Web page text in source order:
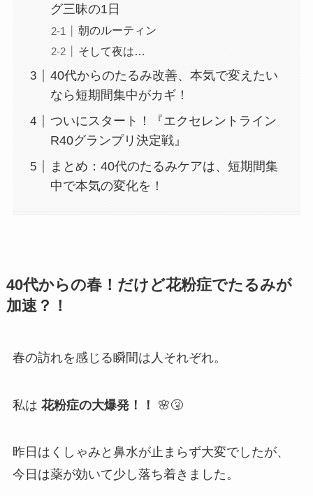
グ三昧の1日
朝のルーティン
そして夜は…
40代からのたるみ改善、本気で変えたい
なら短期間集中がカギ！
ついにスタート！『エクセレントライン
R40グランプリ決定戦』
まとめ：40代のたるみケアは、短期間集
中で本気の変化を！
40代からの春！だけど花粉症でたるみが
加速？！
春の訪れを感じる瞬間は人それぞれ。
私は 花粉症の大爆発！！ 🌸🤧
昨日はくしゃみと鼻水が止まらず大変でしたが、
今日は薬が効いて少し落ち着きました。